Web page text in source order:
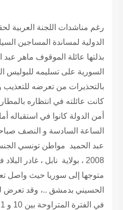
رغم مناشدات اللجنة العربية
الدولية لمساندة المساجين
بذلتها عائلة الموقوف ماهر
السورية على تسليمه للبوليس
بالتحذيرات من تعرضه للتعذيب
كانت عائلته في انتظاره
أمن الدولة كانوا في استقباله
الساعة السادسة و النصف
متوجها إلى سوريا حيث واصل
الحسيني بدمشق ..، وقد تعرض